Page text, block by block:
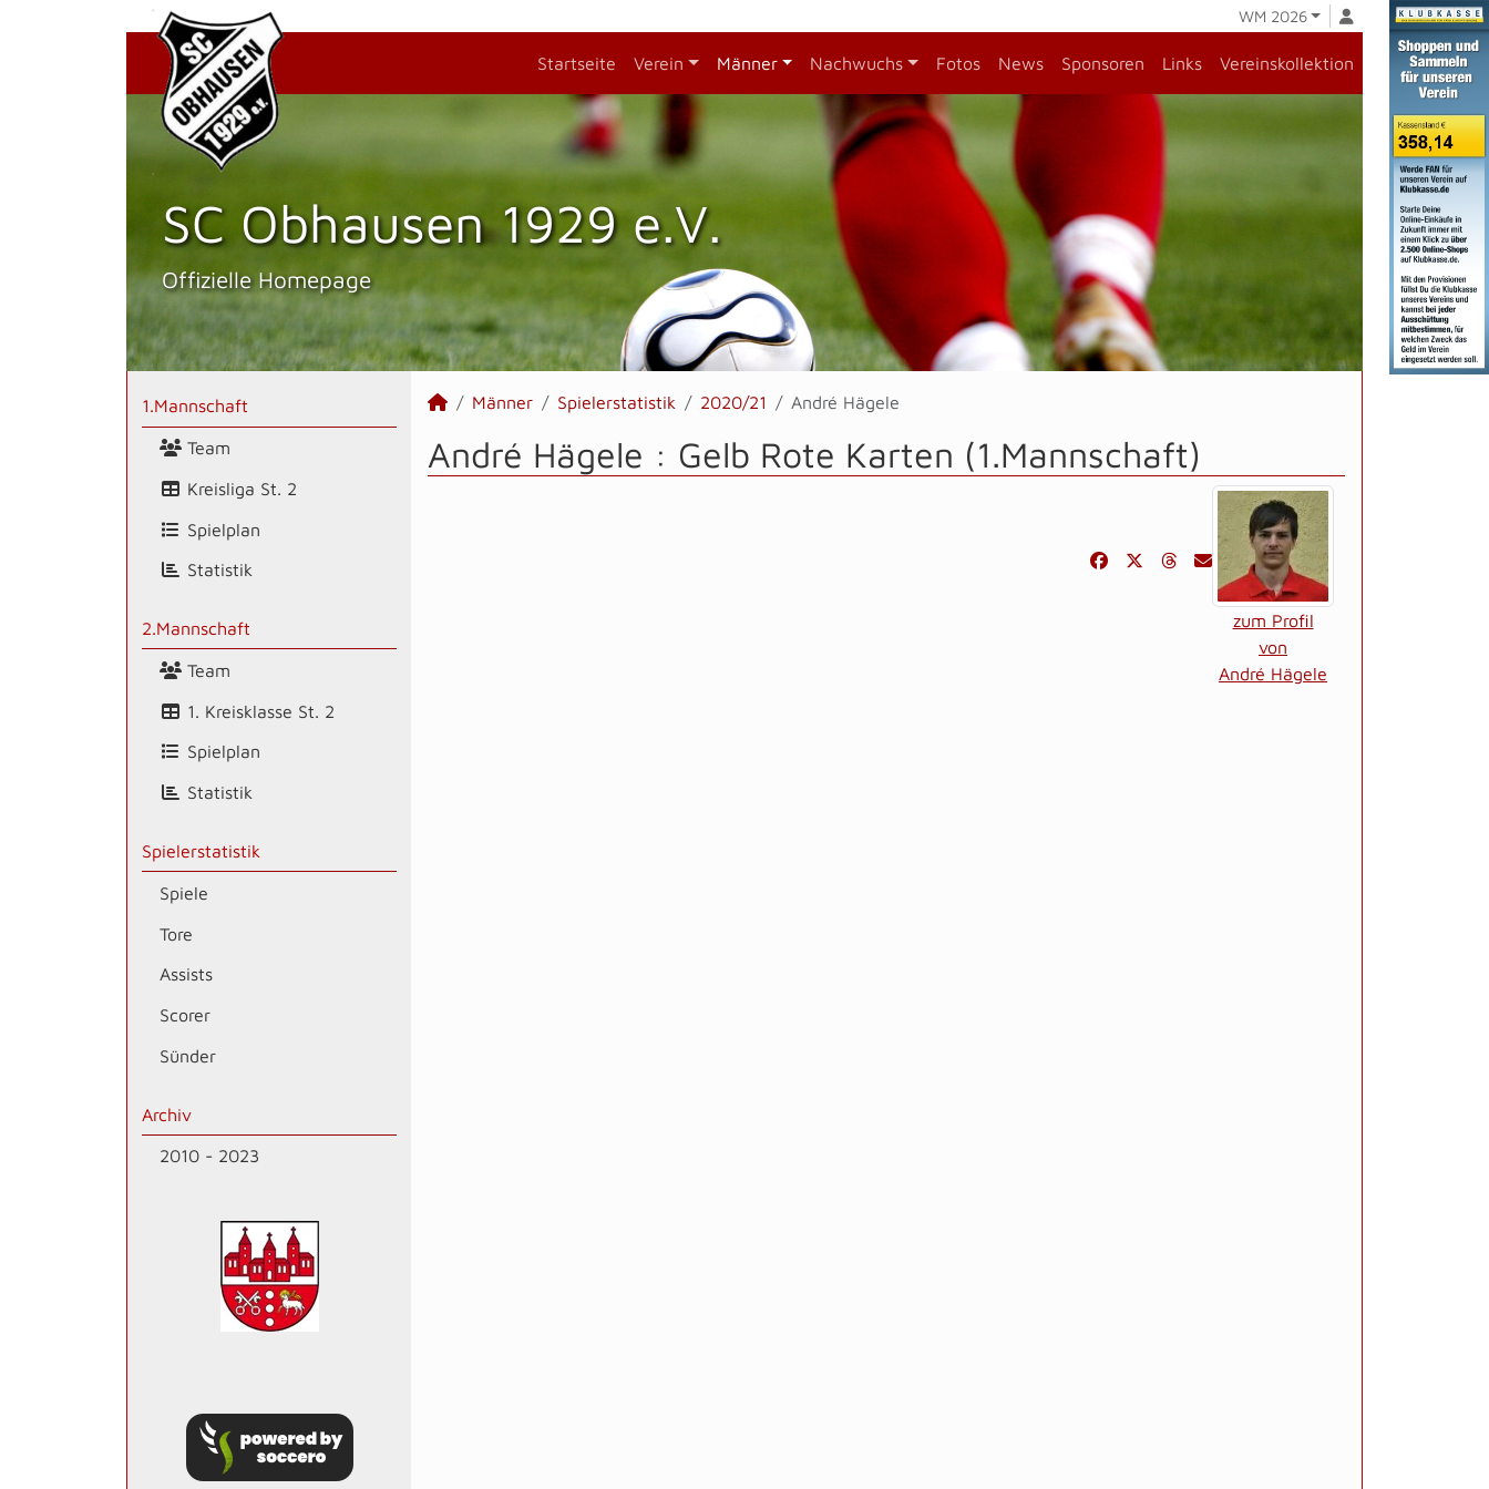
WM 2026
Startseite Verein Männer Nachwuchs Fotos News Sponsoren Links Vereinskollektion
SC Obhausen 1929 e.V.
Offizielle Homepage
1.Mannschaft
Team
Kreisliga St. 2
Spielplan
Statistik
2.Mannschaft
Team
1. Kreisklasse St. 2
Spielplan
Statistik
Spielerstatistik
Spiele
Tore
Assists
Scorer
Sünder
Archiv
2010 - 2023
Männer Spielerstatistik 2020/21 André Hägele
André Hägele : Gelb Rote Karten (1.Mannschaft)
zum Profil
von
André Hägele